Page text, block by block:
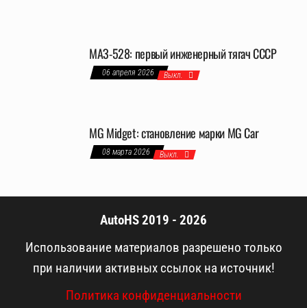
МАЗ-528: первый инженерный тягач СССР
06 апреля 2026 Выкл.
MG Midget: становление марки MG Car
08 марта 2026 Выкл.
AutoHS 2019 - 2026
Использование материалов разрешено только
при наличии активных ссылок на источник!
Политика конфиденциальности